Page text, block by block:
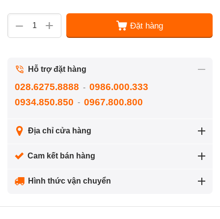
+
− Đặt hàng
Hỗ trợ đặt hàng
028.6275.8888 - 0986.000.333
0934.850.850 - 0967.800.800
Địa chỉ cửa hàng
Cam kết bán hàng
Hình thức vận chuyển